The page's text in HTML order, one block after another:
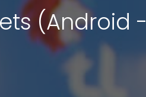
(Android -